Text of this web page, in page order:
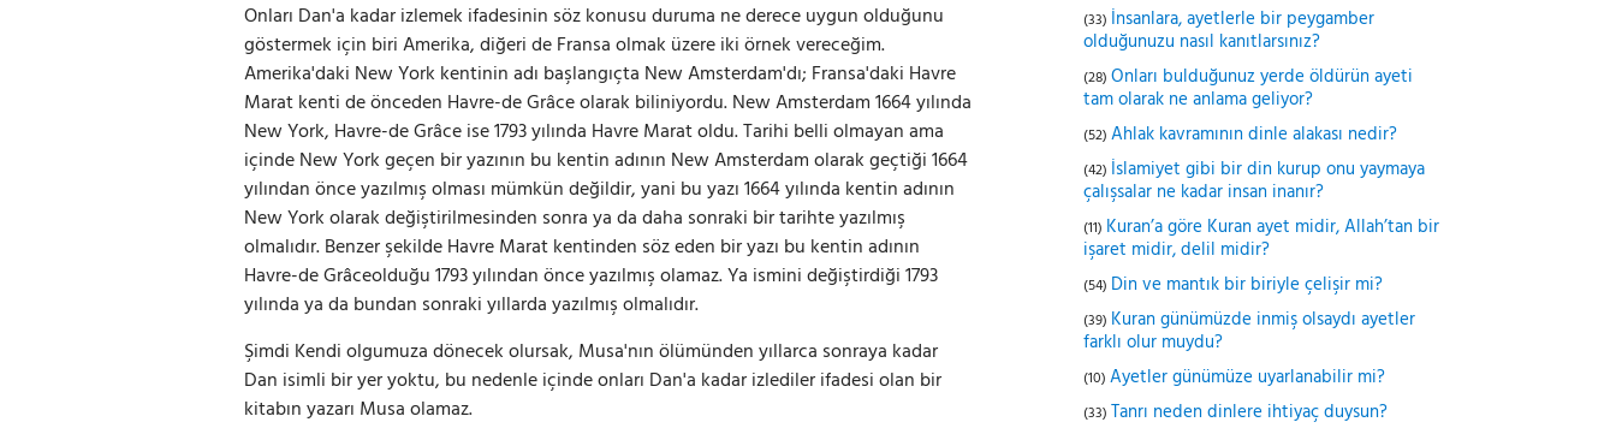
Onları Dan'a kadar izlemek ifadesinin söz konusu duruma ne derece uygun olduğunu
göstermek için biri Amerika, diğeri de Fransa olmak üzere iki örnek vereceğim.
Amerika'daki New York kentinin adı başlangıçta New Amsterdam'dı; Fransa'daki Havre
Marat kenti de önceden Havre-de Grâce olarak biliniyordu. New Amsterdam 1664 yılında
New York, Havre-de Grâce ise 1793 yılında Havre Marat oldu. Tarihi belli olmayan ama
içinde New York geçen bir yazının bu kentin adının New Amsterdam olarak geçtiği 1664
yılından önce yazılmış olması mümkün değildir, yani bu yazı 1664 yılında kentin adının
New York olarak değiştirilmesinden sonra ya da daha sonraki bir tarihte yazılmış
olmalıdır. Benzer şekilde Havre Marat kentinden söz eden bir yazı bu kentin adının
Havre-de Grâceolduğu 1793 yılından önce yazılmış olamaz. Ya ismini değiştirdiği 1793
yılında ya da bundan sonraki yıllarda yazılmış olmalıdır.
Şimdi Kendi olgumuza dönecek olursak, Musa'nın ölümünden yıllarca sonraya kadar
Dan isimli bir yer yoktu, bu nedenle içinde onları Dan'a kadar izlediler ifadesi olan bir
kitabın yazarı Musa olamaz.
(33) İnsanlara, ayetlerle bir peygamber
olduğunuzu nasıl kanıtlarsınız?
(28) Onları bulduğunuz yerde öldürün ayeti
tam olarak ne anlama geliyor?
(52) Ahlak kavramının dinle alakası nedir?
(42) İslamiyet gibi bir din kurup onu yaymaya
çalışsalar ne kadar insan inanır?
(11) Kuran’a göre Kuran ayet midir, Allah’tan bir
işaret midir, delil midir?
(54) Din ve mantık bir biriyle çelişir mi?
(39) Kuran günümüzde inmiş olsaydı ayetler
farklı olur muydu?
(10) Ayetler günümüze uyarlanabilir mi?
(33) Tanrı neden dinlere ihtiyaç duysun?